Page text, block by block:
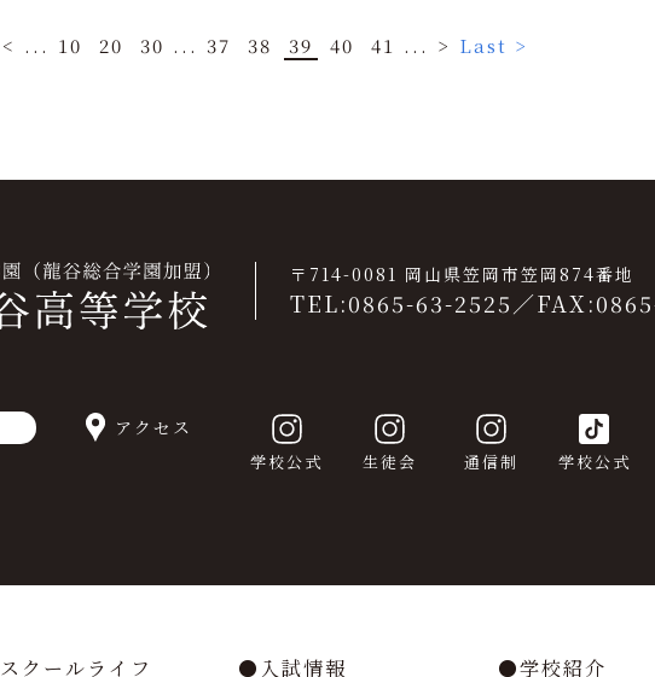
< ... 10 20 30 ... 37 38 39 40 41 ... > Last >
〒714-0081 岡山県笠岡市笠岡874番地
TEL:0865-63-2525 ／
アクセス
学校公式 生徒会 通信制 学校公式
スクールライフ 入試情報 学校紹介